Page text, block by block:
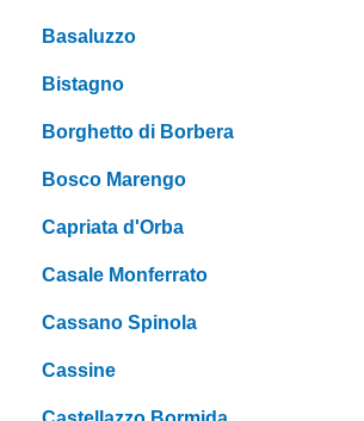
Basaluzzo
Bistagno
Borghetto di Borbera
Bosco Marengo
Capriata d'Orba
Casale Monferrato
Cassano Spinola
Cassine